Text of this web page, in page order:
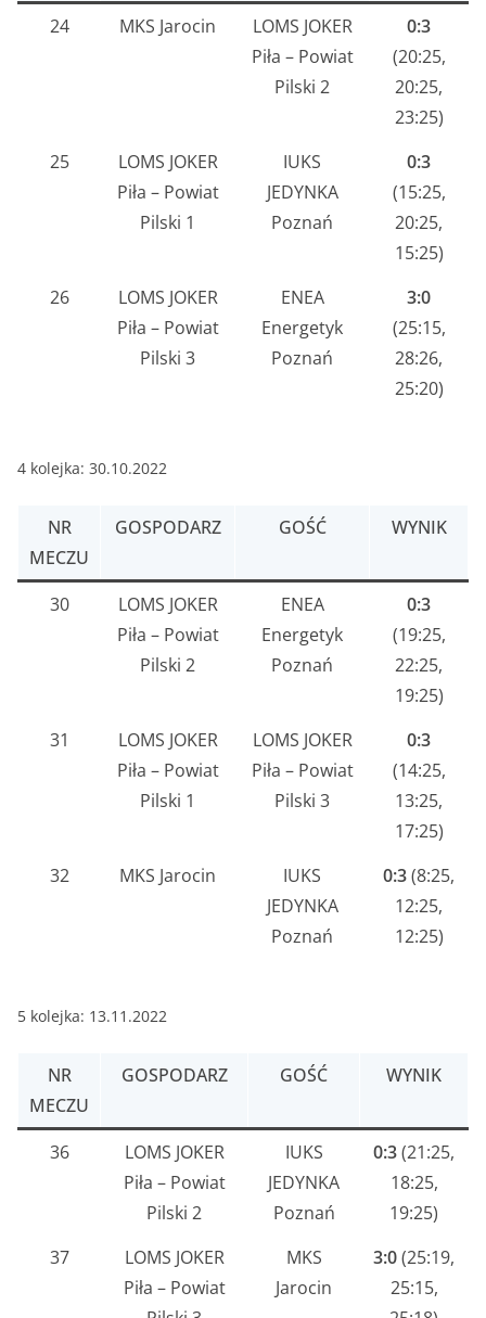
24 MKS Jarocin
LOMS JOKER
Piła – Powiat
Pilski 2
0:3
(20:25,
20:25,
23:25)
25
LOMS JOKER
Piła – Powiat
Pilski 1
IUKS
JEDYNKA
Poznań
0:3
(15:25,
20:25,
15:25)
26
LOMS JOKER
Piła – Powiat
Pilski 3
ENEA
Energetyk
Poznań
3:0
(25:15,
28:26,
25:20)
4 kolejka: 30.10.2022
NR
MECZU
GOSPODARZ GOŚĆ WYNIK
30
LOMS JOKER
Piła – Powiat
Pilski 2
ENEA
Energetyk
Poznań
0:3
(19:25,
22:25,
19:25)
31
LOMS JOKER
Piła – Powiat
Pilski 1
LOMS JOKER
Piła – Powiat
Pilski 3
0:3
(14:25,
13:25,
17:25)
32
MKS Jarocin
IUKS
JEDYNKA
Poznań
0:3(8:25,
12:25,
12:25)
5 kolejka: 13.11.2022
NR
MECZU
GOSPODARZ GOŚĆ WYNIK
36
LOMS JOKER
Piła – Powiat
Pilski 2
IUKS
JEDYNKA
Poznań
0:3(21:25,
18:25,
19:25)
37
LOMS JOKER
Piła – Powiat
MKS
Jarocin
3:0(25:19,
25:15,